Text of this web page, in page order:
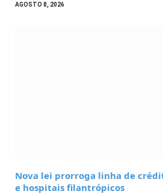
AGOSTO 8, 2026
Nova lei prorroga linha de
e hospitais filantrópicos